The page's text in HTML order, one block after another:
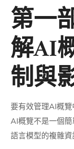
第一
解AI
制與
要有效管理AI概
AI概覽不是一個
語言模型的複雜資